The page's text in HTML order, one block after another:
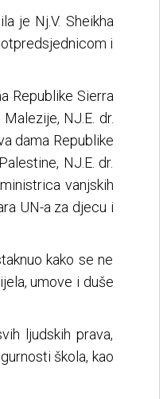
je Nj.V. Sheikha
i
Republike Sierra
NJ.E. dr.
dama Republike
NJ.E. dr.
vanjskih
UN-a za djecu i
kako se ne
umove i duše
ljudskih prava,
škola, kao